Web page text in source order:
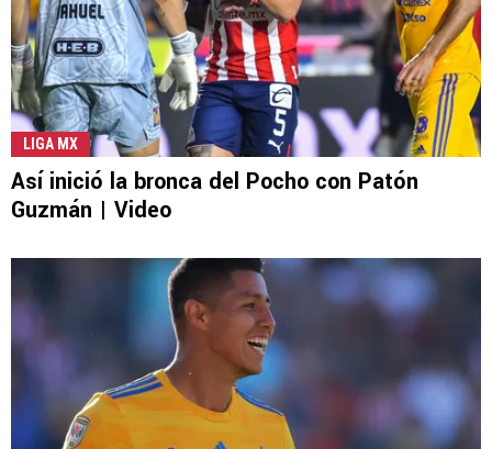
LIGA MX
Así inició la bronca del Pocho con Patón
Guzmán | Video